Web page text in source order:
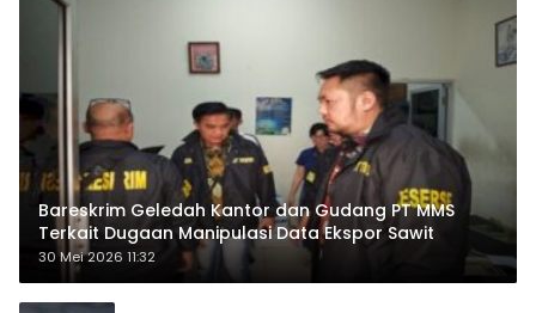
Bareskrim Geledah Kantor dan Gudang PT MMS
Terkait Dugaan Manipulasi Data Ekspor Sawit
30 Mei 2026 11:32